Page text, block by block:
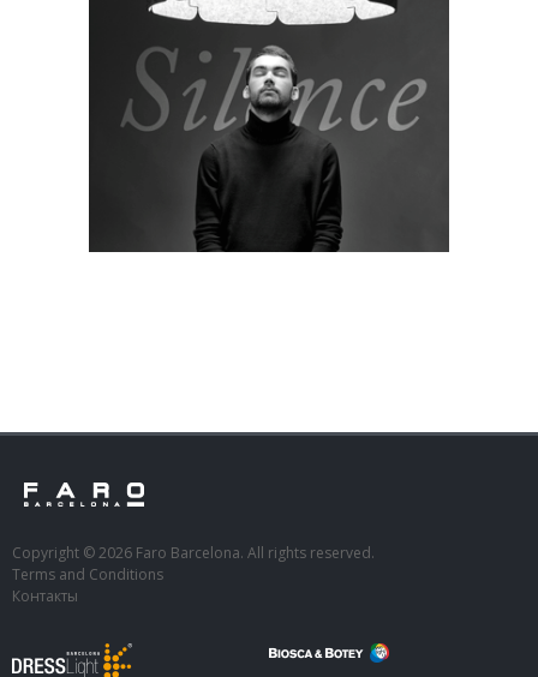
Copyright © 2026 Faro Barcelona. All rights reserved.
Terms and Conditions
Контакты